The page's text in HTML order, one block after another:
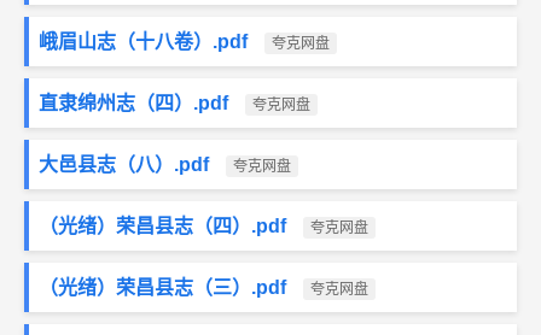
峨眉山志（十八卷）.pdf 夸克网盘
直隶绵州志（四）.pdf 夸克网盘
大邑县志（八）.pdf 夸克网盘
（光绪）荣昌县志（四）.pdf 夸克网盘
（光绪）荣昌县志（三）.pdf 夸克网盘